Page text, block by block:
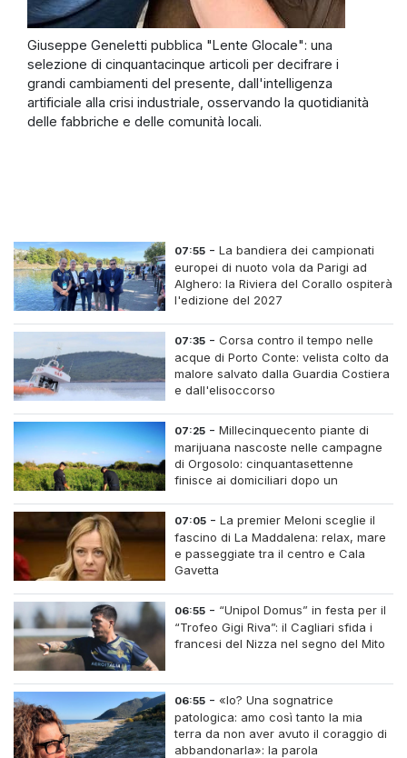
Giuseppe Geneletti pubblica "Lente Glocale": una
selezione di cinquantacinque articoli per decifrare i
grandi cambiamenti del presente, dall'intelligenza
artificiale alla crisi industriale, osservando la quotidianità
delle fabbriche e delle comunità locali.
07:55 -La bandiera dei campionati
europei di nuoto vola da Parigi ad
Alghero: la Riviera del Corallo ospiterà
l'edizione del 2027
07:35 -Corsa contro il tempo nelle
acque di Porto Conte: velista colto da
malore salvato dalla Guardia Costiera
e dall'elisoccorso
07:25 -Millecinquecento piante di
marijuana nascoste nelle campagne
di Orgosolo: cinquantasettenne
finisce ai domiciliari dopo un
07:05 -La premier Meloni sceglie il
fascino di La Maddalena: relax, mare
e passeggiate tra il centro e Cala
Gavetta
06:55 - “Unipol Domus” in festa per il
“Trofeo Gigi Riva”: il Cagliari sfida i
francesi del Nizza nel segno del Mito
06:55 - «Io? Una sognatrice
patologica: amo così tanto la mia
terra da non aver avuto il coraggio di
abbandonarla»: la parola